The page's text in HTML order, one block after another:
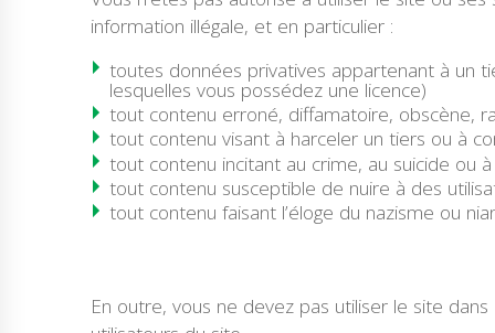
information illégale, et en particulier :
toutes données privatives appartenant à un
lesquelles vous possédez une licence)
tout contenu erroné, diffamatoire, obscène,
tout contenu visant à harceler un tiers ou à
tout contenu incitant au crime, au suicide ou
tout contenu susceptible de nuire à des
tout contenu faisant l’éloge du nazisme ou
En outre, vous ne devez pas utiliser le site